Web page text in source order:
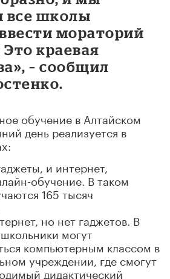
все школы
мораторий
краевая
– сообщил
обучение в Алтайском
день реализуется в
и интернет,
обучение. В таком
165 тысяч
но нет гаджетов. В
могут
компьютерным классом в
учреждении, где смогут
дидактический